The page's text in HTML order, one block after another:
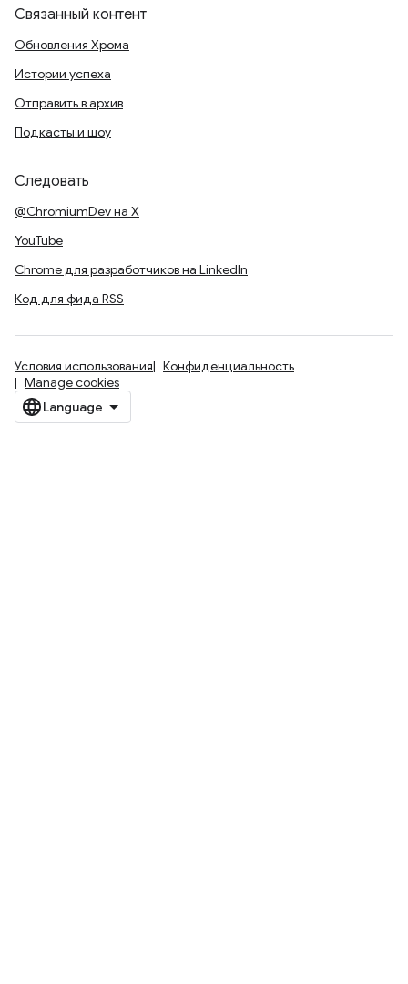
Связанный контент
Обновления Хрома
Истории успеха
Отправить в архив
Подкасты и шоу
Следовать
@ChromiumDev на X
YouTube
Chrome для разработчиков на LinkedIn
Код для фида RSS
Условия использования
Конфиденциальность
Manage cookies